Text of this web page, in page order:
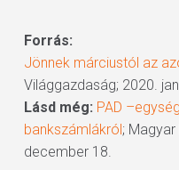
Forrás:
Jönnek márciustól az
Világgazdaság; 2020.
Lásd még: PAD
bankszámlákról;
december 18.